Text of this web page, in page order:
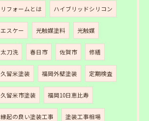
リフォームとは ハイブリッドシリコン
エスケー 光触媒塗料 光触媒
太刀洗 春日市 佐賀市 修繕
久留米塗装 福岡外壁塗装 定期検査
久留米市塗装 福岡10日恵比寿
縁起の良い塗装工事 塗装工事相場